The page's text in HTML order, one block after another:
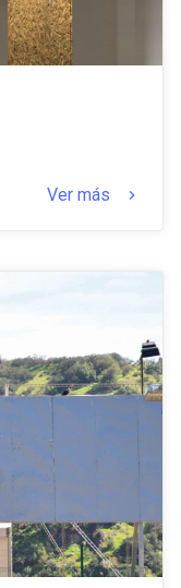
Ver más keyboard_arrow_right